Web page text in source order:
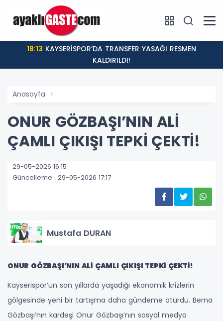
18:13
KALDIRILDI!
Anasayfa
ONUR GÖZBAŞI’NIN ALİ
ÇAMLI ÇIKIŞI TEPKİ ÇEKTİ!
29-05-2026 16:15
Güncelleme : 29-05-2026 17:17
Mustafa DURAN
ONUR GÖZBAŞI’NIN ALİ ÇAMLI ÇIKIŞI TEPKİ ÇEKTİ!
Kayserispor’un son yıllarda yaşadığı ekonomik krizlerin
gölgesinde yeni bir tartışma daha gündeme oturdu. Berna
Gözbaşı’nın kardeşi Onur Gözbaşı’nın sosyal medya